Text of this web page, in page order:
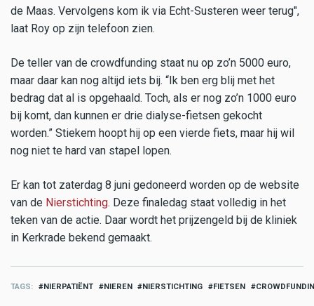
de Maas. Vervolgens kom ik via Echt-Susteren weer terug",
laat Roy op zijn telefoon zien.
De teller van de crowdfunding staat nu op zo’n 5000 euro,
maar daar kan nog altijd iets bij. “Ik ben erg blij met het
bedrag dat al is opgehaald. Toch, als er nog zo’n 1000 euro
bij komt, dan kunnen er drie dialyse-fietsen gekocht
worden.” Stiekem hoopt hij op een vierde fiets, maar hij wil
nog niet te hard van stapel lopen.
Er kan tot zaterdag 8 juni gedoneerd worden op de website
van de Nierstichting. Deze finaledag staat volledig in het
teken van de actie. Daar wordt het prijzengeld bij de kliniek
in Kerkrade bekend gemaakt.
TAGS NIERPATIËNT NIEREN NIERSTICHTING FIETSEN